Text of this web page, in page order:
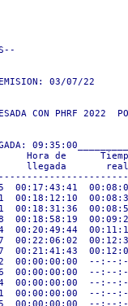
03/07/22
CON PHRF 2022
Hora de
llegada
00:18:12:10
,8371  00:18:31:36
00:18:58:19
00:20:49:44
00:22:06:02
00:21:41:43
00:00:00:00  --
00:00:00:00
00:00:00:00  --
00:00:00:00  --